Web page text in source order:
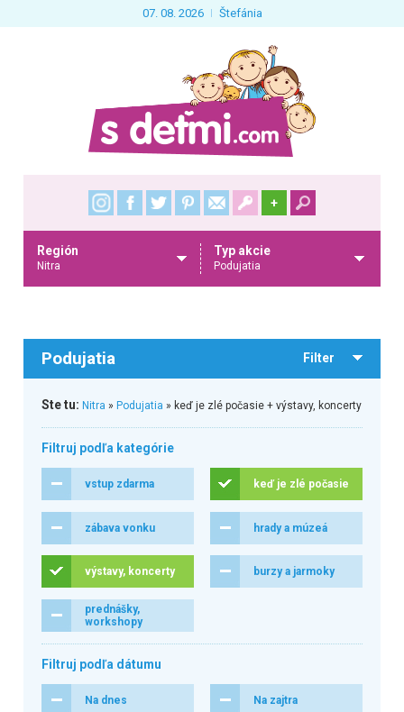
07. 08. 2026 Štefánia
+
Región
Nitra
Typ akcie
Podujatia
Podujatia Filter
Ste tu: Nitra » Podujatia » keď je zlé počasie + výstavy, koncerty
Filtruj podľa kategórie
vstup zdarma keď je zlé počasie
zábava vonku hrady a múzeá
výstavy, koncerty burzy a jarmoky
prednášky,
workshopy
Filtruj podľa dátumu
Na dnes Na zajtra